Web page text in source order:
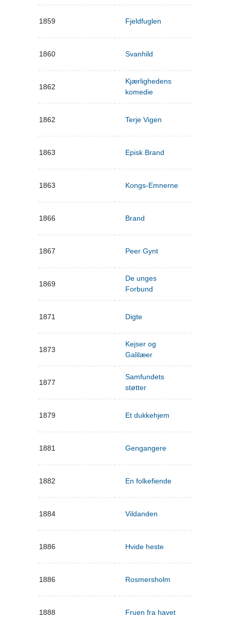
1859 Fjeldfuglen
1860 Svanhild
1862
Kjærlighedens
komedie
1862 Terje Vigen
1863 Episk Brand
1863 Kongs-Emnerne
1866 Brand
1867 Peer Gynt
1869
De unges
Forbund
1871 Digte
1873
Kejser og
Galilæer
1877
Samfundets
støtter
1879 Et dukkehjem
1881 Gengangere
1882 En folkefiende
1884 Vildanden
1886 Hvide heste
1886 Rosmersholm
1888 Fruen fra havet